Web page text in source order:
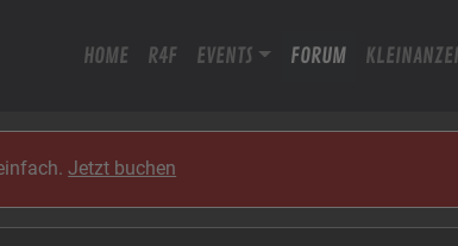
HOME R4F EVENTS FORUM
Jetzt buchen